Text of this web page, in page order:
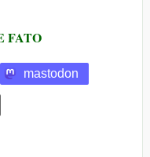
FATO
mastodon